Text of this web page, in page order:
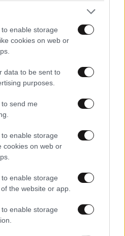
enable storage
cookies on web or
data to be sent to
purposes.
send me
enable storage
cookies on web or
enable storage
the website or app.
enable storage
δούμε την επόμενη